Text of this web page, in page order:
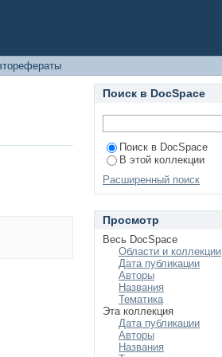
Поиск в DocSpace
Поиск в DocSpace
В этой коллекции
Расширенный поиск
Просмотр
Весь DocSpace
Области и коллекции
Дата публикации
Авторы
Названия
Тематика
Эта коллекция
Дата публикации
Авторы
Названия